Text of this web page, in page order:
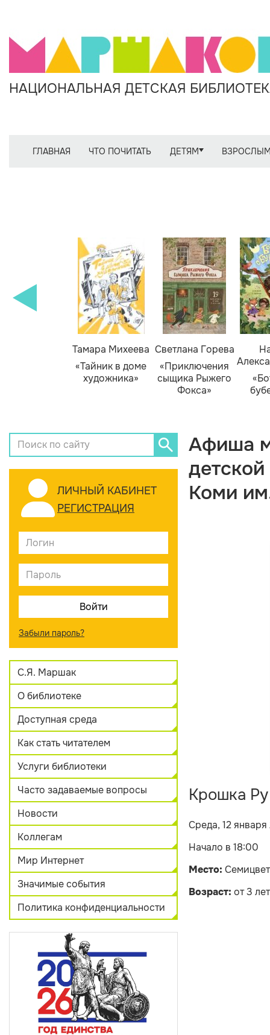
НАЦИОНАЛЬНАЯ ДЕТСКАЯ
ГЛАВНАЯ ЧТО ПОЧИТАТЬ ДЕТЯМ
Тамара Михеева
«Тайник в доме
художника»
Светлана Горева
«Приключения
сыщика Рыжего
Фокса»
ЛИЧНЫЙ КАБИНЕТ
РЕГИСТРАЦИЯ
Забыли пароль?
С.Я. Маршак
О библиотеке
Доступная среда
Как стать читателем
Услуги библиотеки
Часто задаваемые вопросы
Новости
Коллегам
Мир Интернет
Значимые события
Политика конфиденциальности
Афиша
Коми
Крошка Ру
Среда, 12
Начало в 18:00
Место:
Возраст: от 3 лет